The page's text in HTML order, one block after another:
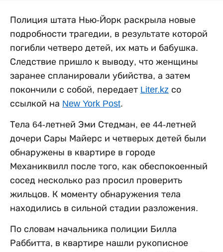
Полиция штата Нью-Йорк раскрыла новые
подробности трагедии, в результате которой
погибли четверо детей, их мать и бабушка.
Следствие пришло к выводу, что женщины
заранее спланировали убийства, а затем
покончили с собой, передает Liter.kz со
ссылкой на New York Post.
Тела 64-летней Эми Стедман, ее 44-летней
дочери Сары Майерс и четверых детей были
обнаружены в квартире в городе
Механиквилл после того, как обеспокоенный
сосед несколько раз просил проверить
жильцов. К моменту обнаружения тела
находились в сильной стадии разложения.
По словам начальника полиции Билла
Раббитта, в квартире нашли рукописное